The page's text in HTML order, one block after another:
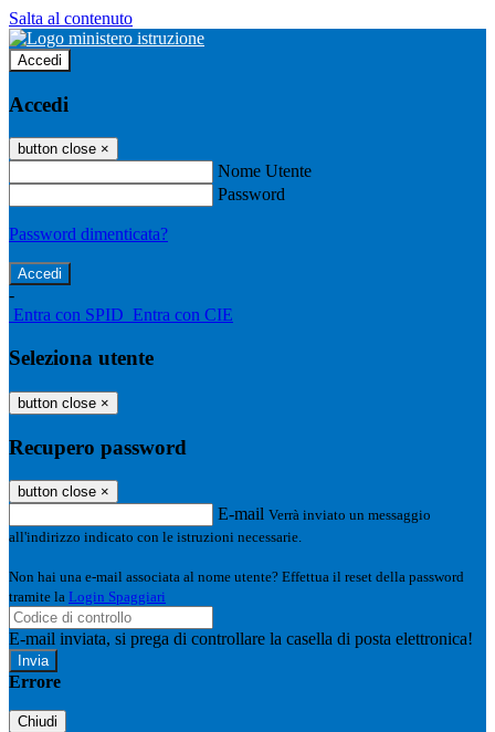
Salta al contenuto
Accedi
Accedi
button close ×
Nome Utente
Password
Password dimenticata?
-
Entra con SPID Entra con CIE
Seleziona utente
button close ×
Recupero password
button close ×
E-mail Verrà inviato un messaggio
all'indirizzo indicato con le istruzioni necessarie.
Non hai una e-mail associata al nome utente? Effettua il reset della password
tramite la Login Spaggiari
E-mail inviata, si prega di controllare la casella di posta elettronica!
Errore
Chiudi